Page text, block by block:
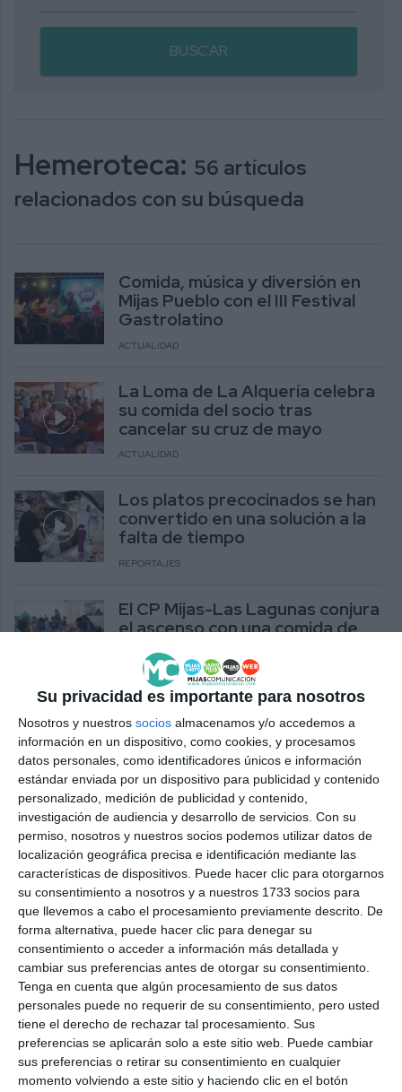
Su privacidad es importante para nosotros
Nosotros y nuestros socios almacenamos y/o accedemos a
información en un dispositivo, como cookies, y procesamos
datos personales, como identificadores únicos e información
estándar enviada por un dispositivo para publicidad y contenido
personalizado, medición de publicidad y contenido,
investigación de audiencia y desarrollo de servicios. Con su
permiso, nosotros y nuestros socios podemos utilizar datos de
localización geográfica precisa e identificación mediante las
características de dispositivos. Puede hacer clic para otorgarnos
su consentimiento a nosotros y a nuestros 1733 socios para
que llevemos a cabo el procesamiento previamente descrito. De
forma alternativa, puede hacer clic para denegar su
consentimiento o acceder a información más detallada y
cambiar sus preferencias antes de otorgar su consentimiento.
Tenga en cuenta que algún procesamiento de sus datos
personales puede no requerir de su consentimiento, pero usted
tiene el derecho de rechazar tal procesamiento. Sus
preferencias se aplicarán solo a este sitio web. Puede cambiar
sus preferencias o retirar su consentimiento en cualquier
momento volviendo a este sitio y haciendo clic en el botón
BUSCAR
Hemeroteca: 56 artículos
relacionados con su búsqueda
Comida, música y diversión en
Mijas Pueblo con el III Festival
Gastrolatino
ACTUALIDAD
La Loma de La Alquería celebra
su comida del socio tras
cancelar su cruz de mayo
ACTUALIDAD
Los platos precocinados se han
convertido en una solución a la
falta de tiempo
REPORTAJES
El CP Mijas-Las Lagunas conjura
el ascenso con una comida de
DEPORTES
Registration is now open for the
Christmas lunch in honour of the
elderly
ACTUALIDAD
La Fundación Más dona 30
bolsas de comida para las
familias con menos recursos
ACTUALIDAD
The Autism Charity Lunch
Association is organising a
charity lunch in aid of Adimi
La Asociación Comida Benéfica
Autismo organiza un almuerzo
benéfico para Adimi